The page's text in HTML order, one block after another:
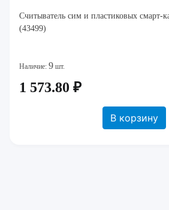
Считыватель сим и пластиковых смарт-
(43499)
Наличие: 9 шт.
1 573.80 ₽
В корзину